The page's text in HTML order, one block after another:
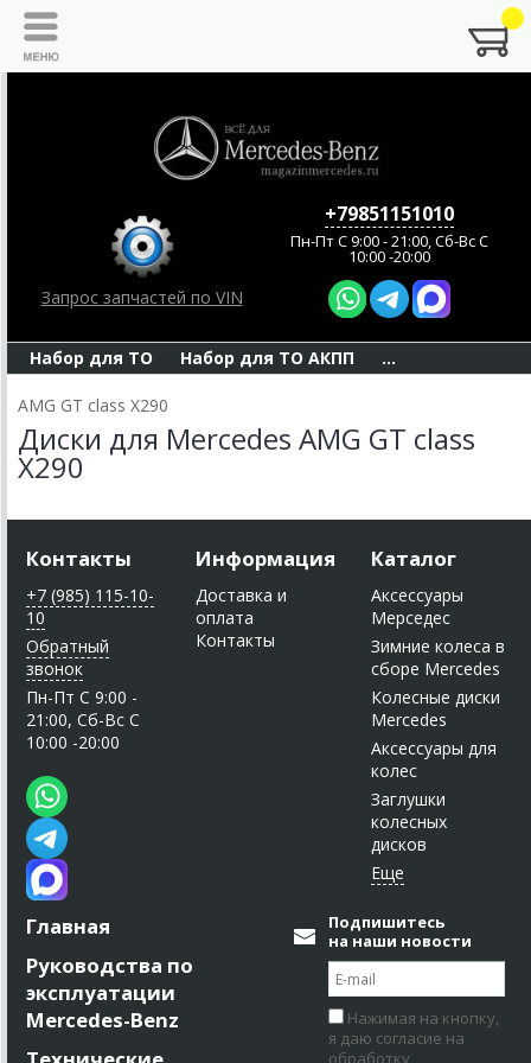
Запрос запчастей по VIN
+79851151010
Пн-Пт C 9:00 - 21:00, Сб-Вс С
10:00 -20:00
Набор для ТО Набор для ТО АКПП ...
AMG GT class X290
Диски для Mercedes AMG GT class
X290
Контакты
+7 (985) 115-10-
10
Обратный
звонок
Пн-Пт C 9:00 -
21:00, Сб-Вс С
10:00 -20:00
Информация
Доставка и
оплата
Контакты
Каталог
Аксессуары
Мерседес
Зимние колеса в
сборе Mercedes
Колесные диски
Mercedes
Аксессуары для
колес
Заглушки
колесных
дисков
Главная
Руководства по
эксплуатации
Mercedes-Benz
Подпишитесь
на наши новости
Нажимая на кнопку,
я даю согласие на